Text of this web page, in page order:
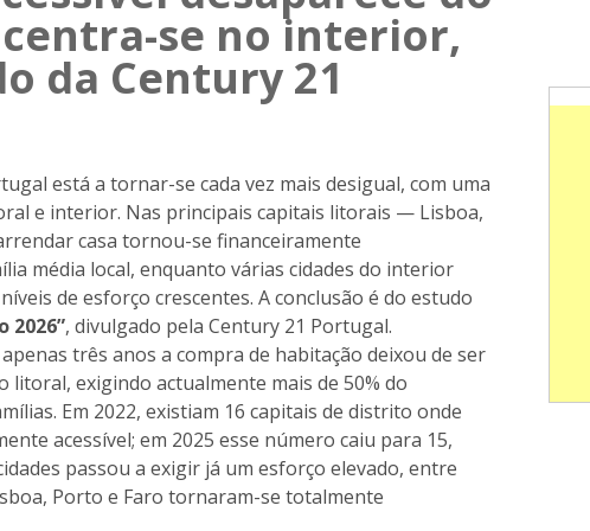
se no interior,
da Century 21
está a tornar-se cada vez mais desigual, com uma
e interior. Nas principais capitais litorais — Lisboa,
casa tornou-se financeiramente
média local, enquanto várias cidades do interior
de esforço crescentes. A conclusão é do estudo
2026”, divulgado pela Century 21 Portugal.
três anos a compra de habitação deixou de ser
litoral, exigindo actualmente mais de 50% do
Em 2022, existiam 16 capitais de distrito onde
acessível; em 2025 esse número caiu para 15,
passou a exigir já um esforço elevado, entre
Porto e Faro tornaram-se totalmente